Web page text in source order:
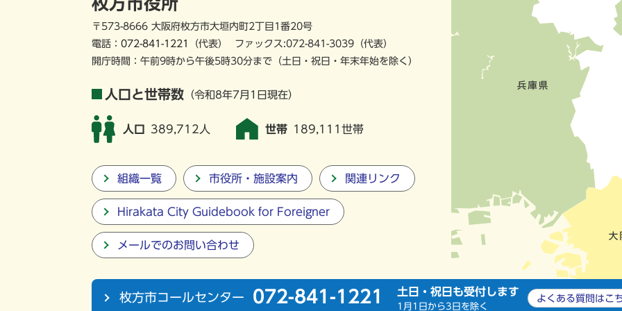
〒573-8666 大阪府枚方市大垣内町2丁目1番20号
電話： 072-841-1221 （代表） ファックス:072-841-3039（代表）
開庁時間：午前9時から午後5時30分まで （土日・祝日・年末年始を除く）
人口と世帯数 （令和8年7月1日現在）
人口 389,712人 世帯 189,111世帯
組織一覧 市役所・施設案内 関連リンク
Hirakata City Guidebook for Foreigner
メールでのお問い合わせ
枚方市コールセンター 072-841-1221 土日・祝日も受付します
1月1日から3日を除く
よくある質問は こ